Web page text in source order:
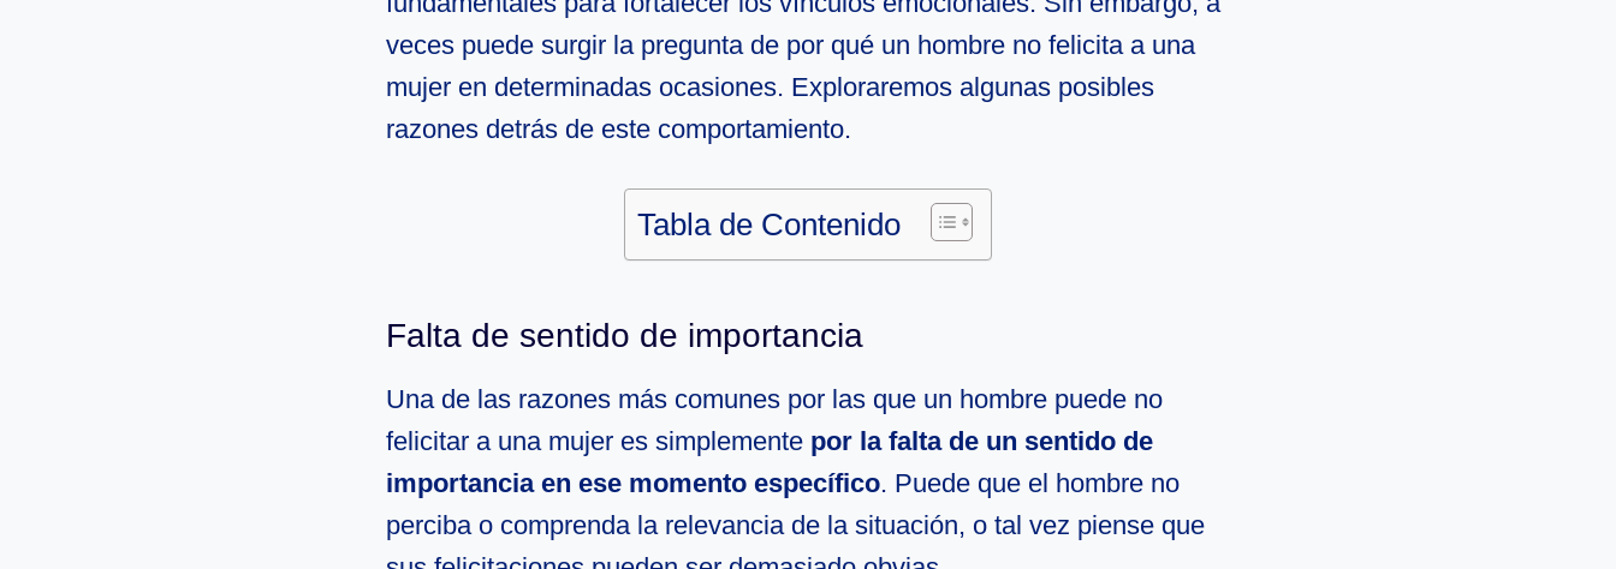
veces puede surgir la pregunta de por qué un hombre no felicita a una
mujer en determinadas ocasiones. Exploraremos algunas posibles
razones detrás de este comportamiento.
Tabla de Contenido
Falta de sentido de importancia
Una de las razones más comunes por las que un hombre puede no
felicitar a una mujer es simplemente por la falta de un sentido de
importancia en ese momento específico. Puede que el hombre no
perciba o comprenda la relevancia de la situación, o tal vez piense que